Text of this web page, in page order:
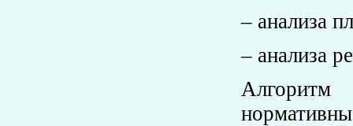
– анализа
– анализа
Алгоритм